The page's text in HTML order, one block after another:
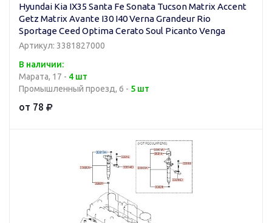
Hyundai Kia IX35 Santa Fe Sonata Tucson Matrix Accent
Getz Matrix Avante I30 I40 Verna Grandeur Rio
Sportage Ceed Optima Cerato Soul Picanto Venga
Артикул: 3381827000
В наличии:
Марата, 17 - 4 шт
Промышленный проезд, 6 - 5 шт
от 78